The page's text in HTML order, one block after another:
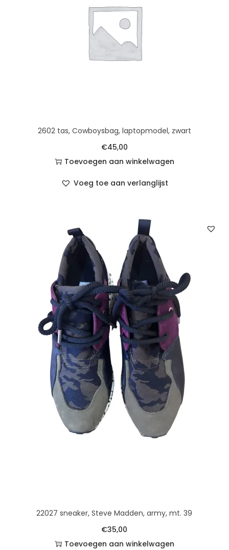
2602 tas, Cowboysbag, laptopmodel, zwart
€45,00
Toevoegen aan winkelwagen
Voeg toe aan verlanglijst
22027 sneaker, Steve Madden, army, mt. 39
€35,00
Toevoegen aan winkelwagen